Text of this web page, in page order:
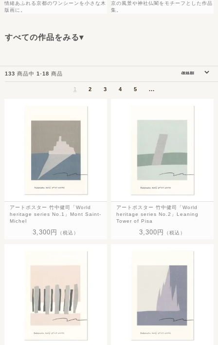
情緒あふれる京都のワンシーンを小さな木
版画に。
京の風景や神社仏閣をモチーフとした作品
集。
すべての作品をみる▾
133 商品中 1-18 商品
1 2 3 4 5 ...
アートポスター 竹中健司「World
heritage series No.1」Mont Saint-
Michel
3,300円 （税込）
アートポスター 竹中健司「World
heritage series No.2」Leaning
Tower of Pisa
3,300円 （税込）